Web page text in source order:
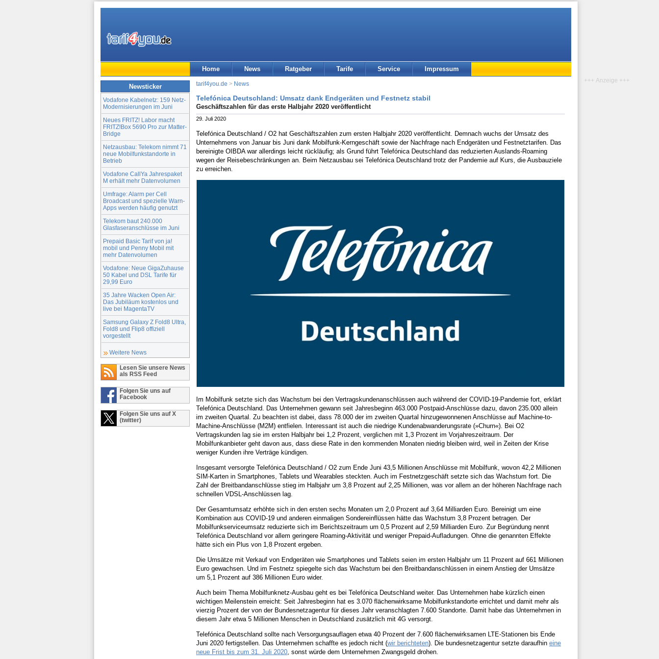
Home News Ratgeber Tarife Service Impressum
Newsticker
Vodafone Kabelnetz: 159 Netz-
Modernisierungen im Juni
Neues FRITZ! Labor macht
FRITZ!Box 5690 Pro zur Matter-
Bridge
Netzausbau: Telekom nimmt 71
neue Mobilfunkstandorte in
Betrieb
Vodafone CallYa Jahrespaket
M erhält mehr Datenvolumen
Umfrage: Alarm per Cell
Broadcast und spezielle Warn-
Apps werden häufig genutzt
Telekom baut 240.000
Glasfaseranschlüsse im Juni
Prepaid Basic Tarif von ja!
mobil und Penny Mobil mit
mehr Datenvolumen
Vodafone: Neue GigaZuhause
50 Kabel und DSL Tarife für
29,99 Euro
35 Jahre Wacken Open Air:
Das Jubiläum kostenlos und
live bei MagentaTV
Samsung Galaxy Z Fold8 Ultra,
Fold8 und Flip8 offiziell
vorgestellt
Weitere News
Lesen Sie unsere News
als RSS Feed
Folgen Sie uns auf
Facebook
Folgen Sie uns auf X
(twitter)
tarif4you.de > News
Telefónica Deutschland: Umsatz dank Endgeräten und Festnetz stabil
Geschäftszahlen für das erste Halbjahr 2020 veröffentlicht
29. Juli 2020
Telefónica Deutschland / O2 hat Geschäftszahlen zum ersten Halbjahr 2020 veröffentlicht. Demnach wuchs der Umsatz des
Unternehmens von Januar bis Juni dank Mobilfunk-Kerngeschäft sowie der Nachfrage nach Endgeräten und Festnetztarifen. Das
bereinigte OIBDA war allerdings leicht rückläufig; als Grund führt Telefónica Deutschland das reduzierten Auslands-Roaming
wegen der Reisebeschränkungen an. Beim Netzausbau sei Telefónica Deutschland trotz der Pandemie auf Kurs, die Ausbauziele
zu erreichen.
Im Mobilfunk setzte sich das Wachstum bei den Vertragskundenanschlüssen auch während der COVID-19-Pandemie fort, erklärt
Telefónica Deutschland. Das Unternehmen gewann seit Jahresbeginn 463.000 Postpaid-Anschlüsse dazu, davon 235.000 allein
im zweiten Quartal. Zu beachten ist dabei, dass 78.000 der im zweiten Quartal hinzugewonnenen Anschlüsse auf Machine-to-
Machine-Anschlüsse (M2M) entfielen. Interessant ist auch die niedrige Kundenabwanderungsrate (»Churn«). Bei O2
Vertragskunden lag sie im ersten Halbjahr bei 1,2 Prozent, verglichen mit 1,3 Prozent im Vorjahreszeitraum. Der
Mobilfunkanbieter geht davon aus, dass diese Rate in den kommenden Monaten niedrig bleiben wird, weil in Zeiten der Krise
weniger Kunden ihre Verträge kündigen.
Insgesamt versorgte Telefónica Deutschland / O2 zum Ende Juni 43,5 Millionen Anschlüsse mit Mobilfunk, wovon 42,2 Millionen
SIM-Karten in Smartphones, Tablets und Wearables steckten. Auch im Festnetzgeschäft setzte sich das Wachstum fort. Die
Zahl der Breitbandanschlüsse stieg im Halbjahr um 3,8 Prozent auf 2,25 Millionen, was vor allem an der höheren Nachfrage nach
schnellen VDSL-Anschlüssen lag.
Der Gesamtumsatz erhöhte sich in den ersten sechs Monaten um 2,0 Prozent auf 3,64 Milliarden Euro. Bereinigt um eine
Kombination aus COVID-19 und anderen einmaligen Sondereinflüssen hätte das Wachstum 3,8 Prozent betragen. Der
Mobilfunkserviceumsatz reduzierte sich im Berichtszeitraum um 0,5 Prozent auf 2,59 Milliarden Euro. Zur Begründung nennt
Telefónica Deutschland vor allem geringere Roaming-Aktivität und weniger Prepaid-Aufladungen. Ohne die genannten Effekte
hätte sich ein Plus von 1,8 Prozent ergeben.
Die Umsätze mit Verkauf von Endgeräten wie Smartphones und Tablets seien im ersten Halbjahr um 11 Prozent auf 661 Millionen
Euro gewachsen. Und im Festnetz spiegelte sich das Wachstum bei den Breitbandanschlüssen in einem Anstieg der Umsätze
um 5,1 Prozent auf 386 Millionen Euro wider.
Auch beim Thema Mobilfunknetz-Ausbau geht es bei Telefónica Deutschland weiter. Das Unternehmen habe kürzlich einen
wichtigen Meilenstein erreicht: Seit Jahresbeginn hat es 3.070 flächenwirksame Mobilfunkstandorte errichtet und damit mehr als
vierzig Prozent der von der Bundesnetzagentur für dieses Jahr veranschlagten 7.600 Standorte. Damit habe das Unternehmen in
diesem Jahr etwa 5 Millionen Menschen in Deutschland zusätzlich mit 4G versorgt.
Telefónica Deutschland sollte nach Versorgungsauflagen etwa 40 Prozent der 7.600 flächenwirksamen LTE-Stationen bis Ende
Juni 2020 fertigstellen. Das Unternehmen schaffte es jedoch nicht (wir berichteten). Die bundesnetzagentur setzte daraufhin eine
neue Frist bis zum 31. Juli 2020 , sonst würde dem Unternehmen Zwangsgeld drohen.
+++ Anzeige +++